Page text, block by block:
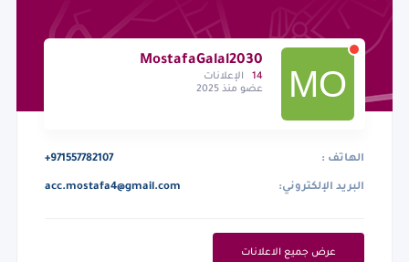
MostafaGalal2030
14
الإعلانات
عضو منذ 2025
الهاتف : +971557782107
البريد الإلكتروني: acc.mostafa4@gmail.com
عرض جميع الاعلانات